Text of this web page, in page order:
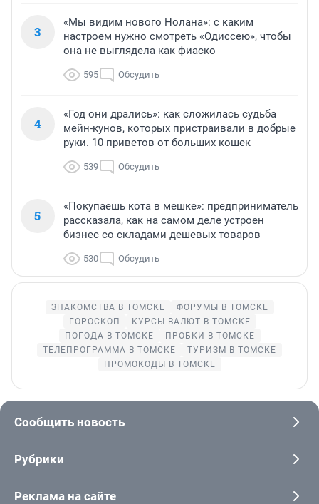
3
«Мы видим нового Нолана»: с каким
настроем нужно смотреть «Одиссею», чтобы
она не выглядела как фиаско
595 Обсудить
4
«Год они дрались»: как сложилась судьба
мейн-кунов, которых пристраивали в добрые
руки. 10 приветов от больших кошек
539 Обсудить
5
«Покупаешь кота в мешке»: предприниматель
рассказала, как на самом деле устроен
бизнес со складами дешевых товаров
530 Обсудить
ЗНАКОМСТВА В ТОМСКЕ
ФОРУМЫ В ТОМСКЕ
ГОРОСКОП
КУРСЫ ВАЛЮТ В ТОМСКЕ
ПОГОДА В ТОМСКЕ
ПРОБКИ В ТОМСКЕ
ТЕЛЕПРОГРАММА В ТОМСКЕ
ТУРИЗМ В ТОМСКЕ
ПРОМОКОДЫ В ТОМСКЕ
Сообщить новость
Рубрики
Реклама на сайте